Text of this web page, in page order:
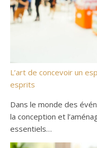
L’art de concevoir un
esprits
Dans le monde des
la conception et
essentiels…